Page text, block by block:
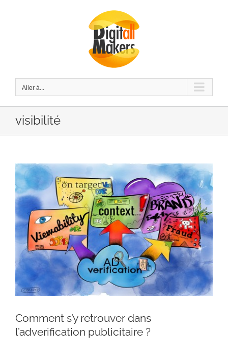
Aller à...
visibilité
Comment s’y retrouver dans
l’adverification publicitaire ?